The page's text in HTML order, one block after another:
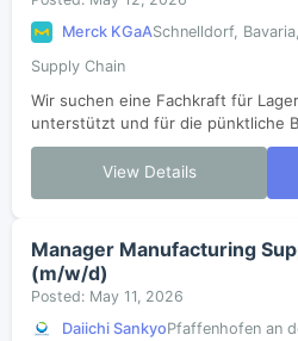
Merck KGaASchnelldorf,
Supply Chain
Wir suchen eine Fachkraft für
unterstützt und für die pünktliche
Rohstoffen und Packmitteln sorgt.
werden Sie Teil eines dy...
View Details
Manager Manufacturing
(m/w/d)
Posted: May 11, 2026
Daiichi SankyoPfaffenhofen an